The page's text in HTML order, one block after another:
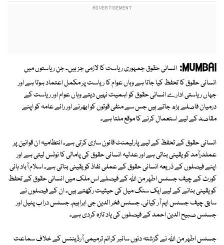
MUMBAI: انسانی حقوق جمہوری ریاست کا لازمی جز ہیں۔ جن ریاستوں میں
انسانی حقوق کا تحفظ کیا جاتا ہے وہاں عوام کا ریاست پر مکمل اعتماد ہوتا ہے اور
جہاں ریاستی ادارے انسانی حقوق کو اہمیت نہیں دیتے وہاں عوام اور ریاست کے
درمیان فاصلے بڑھ جاتے ہیں جس سے منفی قوتوں کو ابھرنے اور رائے عامہ کو اپنے
مقاصد کے لیے استعمال کرنے کا موقع ملتا ہے۔
انسانی حقوق کے تحفظ کے لیے پارلیمنٹ قانون سازی کرتی ہے۔ انتظامیہ ان قوانین پر
عملدرآمد کو یقینی بناتی ہے اور عدلیہ انسانی حقوق کی پامالی کا نوٹس لیتی ہے اور
اپنے فیصلوں کے ذریعہ انسانی حقوق کے عملی نفاذ کو یقینی بناتی ہے۔ اسلام آباد ہائی
کورٹ کے چیف جسٹس اطہر من اﷲ کے فیصلے اس ملک میں انسانی حقوق کے تحفظ
کو یقینی بنانے کے لیے ایک سنگ میل کی حیثیت رکھتے ہیں۔ ان کے فیصلوں نے
سابق چیف جسٹس ایم آر کیانی، جسٹس فخر الدین جی ابراہیم، جسٹس دراب پٹیل اور
جسٹس صبیح الدین احمد کے فیصلوں کی یاد تازہ کردی ہے۔
جسٹس اطہر من اﷲ نے گزشتہ دنوں سائبر کرائم ترمیمی آرڈیننس کے خلاف سماعت